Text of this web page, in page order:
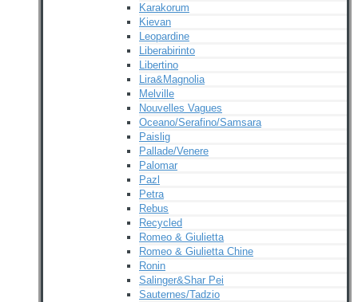
Karakorum
Kievan
Leopardine
Liberabirinto
Libertino
Lira&Magnolia
Melville
Nouvelles Vagues
Oceano/Serafino/Samsara
Paislig
Pallade/Venere
Palomar
Pazl
Petra
Rebus
Recycled
Romeo & Giulietta
Romeo & Giulietta Chine
Ronin
Salinger&Shar Pei
Sauternes/Tadzio